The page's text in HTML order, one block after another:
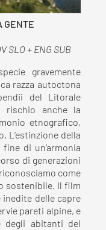
GENTE
SLO + ENG SUB
gravemente
razza autoctona
del Litorale
rischio anche la
etnografico,
L’estinzione della
di un’armonia
di generazioni
come
sostenibile. Il film
delle capre
pareti alpine, e
degli abitanti del